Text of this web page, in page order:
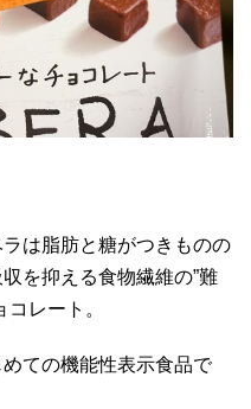
は脂肪と糖がつきものの
を抑える食物繊維の”難
レート。
ての機能性表示食品で